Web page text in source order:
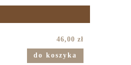
46,00 zł
do koszyka